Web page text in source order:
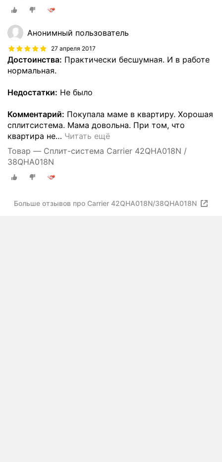
Анонимный пользователь
27 апреля 2017
Достоинства: Практически бесшумная. И в работе
нормальная.
Недостатки: Не было
Комментарий: Покупала маме в квартиру. Хорошая
сплитсистема. Мама довольна. При том, что
квартира не… Читать ещё
Товар — Сплит-система Carrier 42QHA018N /
38QHA018N
Больше отзывов про Carrier 42QHA018N/38QHA018N